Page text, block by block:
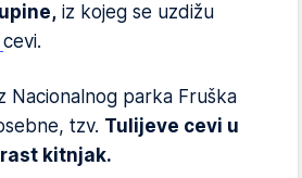
iz kojeg se uzdižu
cevi.
Nacionalnog parka Fruška
tzv. Tulijeve cevi u
kitnjak.